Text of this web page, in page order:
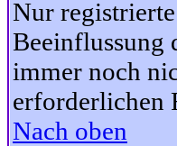
Nur
Beeinflussung
immer noch
erforderlichen
Nach oben